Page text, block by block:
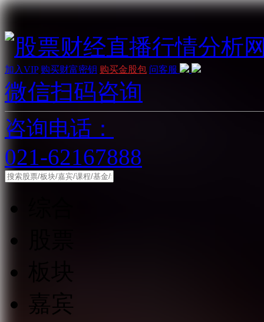
加入VIP 购买财富密钥 购买金股包 问客服
微信扫码咨询
咨询电话：
021-62167888
嘉宾